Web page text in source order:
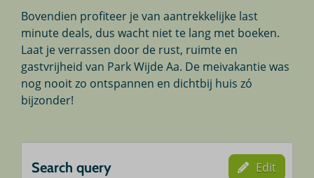
Bovendien profiteer je van aantrekkelijke last
minute deals, dus wacht niet te lang met boeken.
Laat je verrassen door de rust, ruimte en
gastvrijheid van Park Wijde Aa. De meivakantie was
nog nooit zo ontspannen en dichtbij huis zó
bijzonder!
Search query Edit